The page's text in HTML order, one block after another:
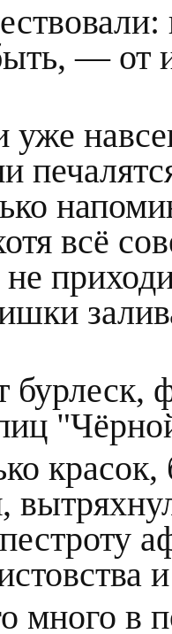
— от
уже
всё
бурлеск,
много